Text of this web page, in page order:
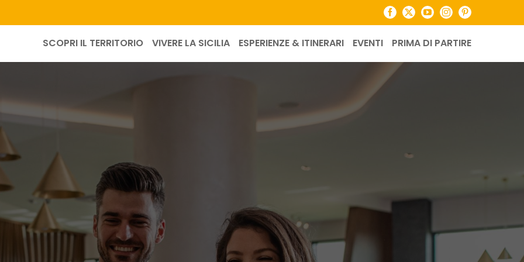
Facebook
X YouTubeInstagramPinterest
SCOPRI IL TERRITORIO VIVERE LA SICILIA ESPERIENZE & ITINERARI EVENTI PRIMA DI PARTIRE